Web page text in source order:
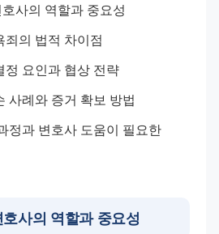
사의 역할과 중요성
죄의 법적 차이점
정 요인과 협상 전략
사례와 증거 확보 방법
정과 변호사 도움이 필요한
사의 역할과 중요성